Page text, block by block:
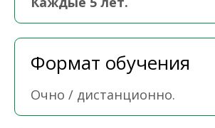
Формат обучения
Очно / дистанционно.